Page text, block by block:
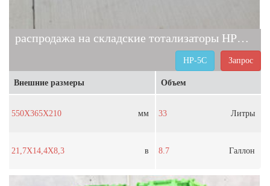
распродажа на складские тотализаторы HP-5C
Запрос
HP-5C
Внешние размеры
550X365X210 мм
21,7X14,4X8,3 в
Объем
33 Литры
8.7 Галлон